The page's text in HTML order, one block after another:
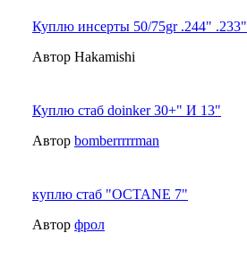
Куплю инсерты 50/75gr .244" .233"
Автор Hakamishi
Куплю стаб doinker 30+" И 13"
Автор bomberrrrrman
куплю стаб "OCTANE 7"
Автор фрол